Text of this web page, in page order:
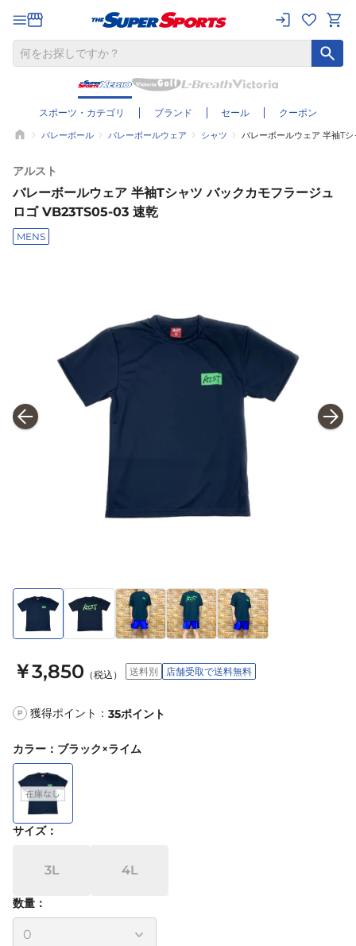
スポーツ・カテゴリ ブランド セール クーポン
バレーボール バレーボールウェア シャツ バレーボールウェア 半袖T
アルスト
バレーボールウェア 半袖Tシャツ バックカモフラージュ
ロゴ VB23TS05-03 速乾
MENS
￥3,850 （税込） 送料別 店舗受取で送料無料
P 獲得ポイント： 35ポイント
カラー ： ブラック×ライム
サイズ：
3L 4L
数量：